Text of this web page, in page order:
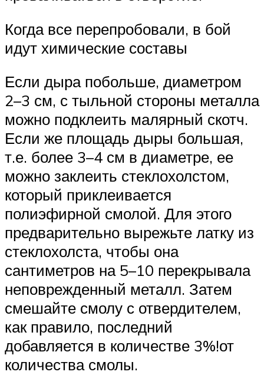
Когда все перепробовали, в бой
идут химические составы
Если дыра побольше, диаметром
2–3 см, с тыльной стороны металла
можно подклеить малярный скотч.
Если же площадь дыры большая,
т.е. более 3–4 см в диаметре, ее
можно заклеить стеклохолстом,
который приклеивается
полиэфирной смолой. Для этого
предварительно вырежьте латку из
стеклохолста, чтобы она
сантиметров на 5–10 перекрывала
неповрежденный металл. Затем
смешайте смолу с отвердителем,
как правило, последний
добавляется в количестве 3%!от
количества смолы.